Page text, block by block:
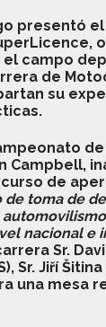
presentó
campo
de
su
Campbell,
de
de toma de
nacional e
Sr.
Sr. Jiří Šitina
una mesa